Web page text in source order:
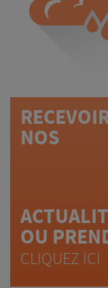
NOS
OU
CLIQUEZ ICI